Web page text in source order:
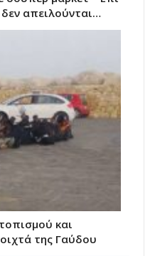
απειλούνται…
και
της Γαύδου